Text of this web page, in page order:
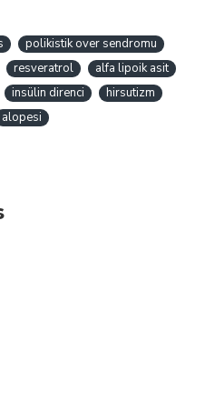
polikistik over sendromu
resveratrol
alfa lipoik asit
insülin direnci
hirsutizm
alopesi